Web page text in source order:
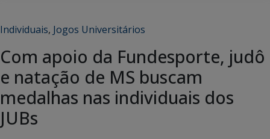
Individuais, Jogos Universitários
Com apoio da Fundesporte, judô
e natação de MS buscam
medalhas nas individuais dos
JUBs